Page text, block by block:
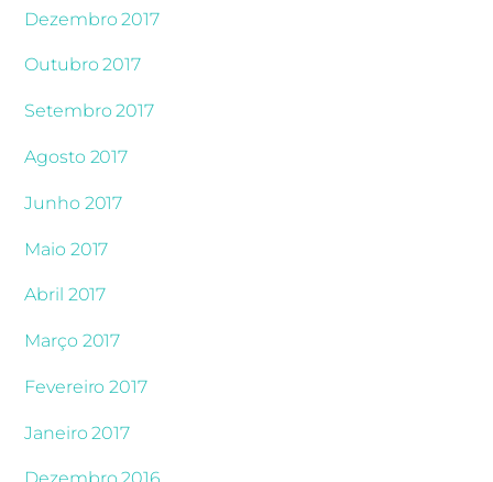
Dezembro 2017
Outubro 2017
Setembro 2017
Agosto 2017
Junho 2017
Maio 2017
Abril 2017
Março 2017
Fevereiro 2017
Janeiro 2017